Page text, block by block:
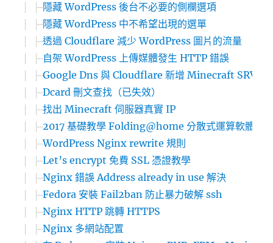
隱藏 WordPress 後台不必要的側欄選項
隱藏 WordPress 中不希望出現的選單
透過 Cloudflare 減少 WordPress 圖片的流量
自架 WordPress 上傳媒體發生 HTTP 錯誤
Google Dns 與 Cloudflare 新增 Minecraft SRV 紀
Dcard 刪文查找（已失效）
找出 Minecraft 伺服器真實 IP
2017 基礎教學 Folding@home 分散式運算軟體
WordPress Nginx rewrite 規則
Let’s encrypt 免費 SSL 憑證教學
Nginx 錯誤 Address already in use 解決
Fedora 安裝 Fail2ban 防止暴力破解 ssh
Nginx HTTP 跳轉 HTTPS
Nginx 多網站配置